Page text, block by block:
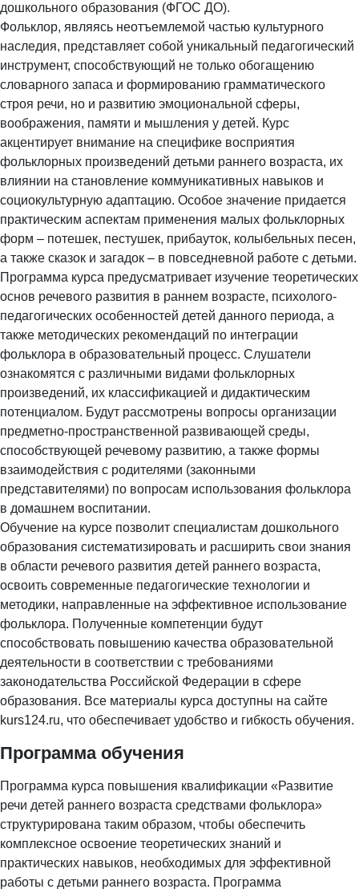
дошкольного образования (ФГОС ДО).
Фольклор, являясь неотъемлемой частью культурного
наследия, представляет собой уникальный педагогический
инструмент, способствующий не только обогащению
словарного запаса и формированию грамматического
строя речи, но и развитию эмоциональной сферы,
воображения, памяти и мышления у детей. Курс
акцентирует внимание на специфике восприятия
фольклорных произведений детьми раннего возраста, их
влиянии на становление коммуникативных навыков и
социокультурную адаптацию. Особое значение придается
практическим аспектам применения малых фольклорных
форм – потешек, пестушек, прибауток, колыбельных песен,
а также сказок и загадок – в повседневной работе с детьми.
Программа курса предусматривает изучение теоретических
основ речевого развития в раннем возрасте, психолого-
педагогических особенностей детей данного периода, а
также методических рекомендаций по интеграции
фольклора в образовательный процесс. Слушатели
ознакомятся с различными видами фольклорных
произведений, их классификацией и дидактическим
потенциалом. Будут рассмотрены вопросы организации
предметно-пространственной развивающей среды,
способствующей речевому развитию, а также формы
взаимодействия с родителями (законными
представителями) по вопросам использования фольклора
в домашнем воспитании.
Обучение на курсе позволит специалистам дошкольного
образования систематизировать и расширить свои знания
в области речевого развития детей раннего возраста,
освоить современные педагогические технологии и
методики, направленные на эффективное использование
фольклора. Полученные компетенции будут
способствовать повышению качества образовательной
деятельности в соответствии с требованиями
законодательства Российской Федерации в сфере
образования. Все материалы курса доступны на сайте
kurs124.ru, что обеспечивает удобство и гибкость обучения.
Программа обучения
Программа курса повышения квалификации «Развитие
речи детей раннего возраста средствами фольклора»
структурирована таким образом, чтобы обеспечить
комплексное освоение теоретических знаний и
практических навыков, необходимых для эффективной
работы с детьми раннего возраста. Программа